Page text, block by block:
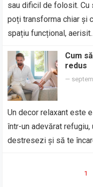
sau dificil de folosit.
poți transforma chiar și
spațiu funcțional,
Cum
redus
—
Un decor relaxant este
într-un adevărat
destresezi și să te
1